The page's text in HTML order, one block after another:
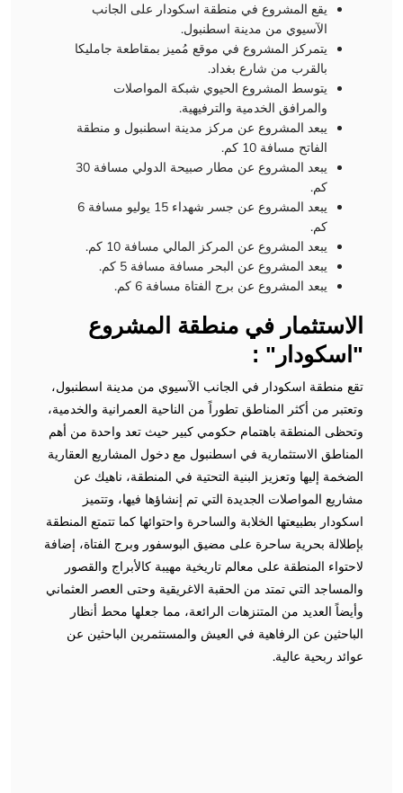
يقع المشروع في منطقة اسكودار على الجانب
الآسيوي من مدينة اسطنبول.
يتمركز المشروع في موقع مُميز بمقاطعة جامليكا
بالقرب من شارع بغداد.
يتوسط المشروع الحيوي شبكة المواصلات
والمرافق الخدمية والترفيهية.
يبعد المشروع عن مركز مدينة اسطنبول و منطقة
الفاتح مسافة 10 كم.
يبعد المشروع عن مطار صبيحة الدولي مسافة 30
كم.
يبعد المشروع عن جسر شهداء 15 يوليو مسافة 6
كم.
يبعد المشروع عن المركز المالي مسافة 10 كم.
يبعد المشروع عن البحر مسافة مسافة 5 كم.
يبعد المشروع عن برج الفتاة مسافة 6 كم.
الاستثمار في منطقة المشروع
"اسكودار" :
تقع منطقة اسكودار في الجانب الآسيوي من مدينة اسطنبول،
وتعتبر من أكثر المناطق تطوراً من الناحية العمرانية والخدمية،
وتحظى المنطقة باهتمام حكومي كبير حيث تعد واحدة من أهم
المناطق الاستثمارية في اسطنبول مع دخول المشاريع العقارية
الضخمة إليها وتعزيز البنية التحتية في المنطقة، ناهيك عن
مشاريع المواصلات الجديدة التي تم إنشاؤها فيها، وتتميز
اسكودار بطبيعتها الخلابة والساحرة واحتوائها كما تتمتع المنطقة
بإطلالة بحرية ساحرة على مضيق البوسفور وبرج الفتاة، إضافة
لاحتواء المنطقة على معالم تاريخية مهيبة كالأبراج والقصور
والمساجد التي تمتد من الحقبة الاغريقية وحتى العصر العثماني
وأيضاً العديد من المتنزهات الرائعة، مما جعلها محط أنظار
الباحثين عن الرفاهية في العيش والمستثمرين الباحثين عن
عوائد ربحية عالية.